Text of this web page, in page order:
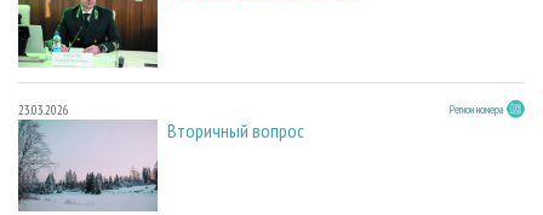
23.03.2026 Регион номера
Вторичный вопрос